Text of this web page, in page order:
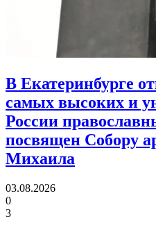
В Екатеринбурге
самых высоких и
России
посвящен Собору
Михаила
03.08.2026
0
3